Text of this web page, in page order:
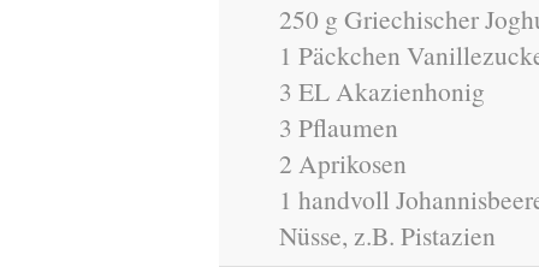
250 g Griechischer
1 Päckchen
3 EL Akazienhonig
3 Pflaumen
2 Aprikosen
1 handvoll
Nüsse, z.B. Pistazien